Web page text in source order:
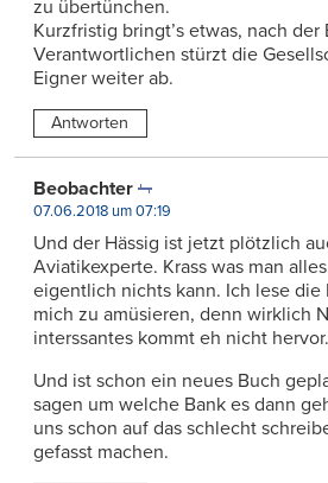
zu übertünchen.
Kurzfristig bringt’s etwas, nach
Verantwortlichen stürzt die
Eigner weiter ab.
Antworten
Beobachter
07.06.2018 um 07:19
Und der Hässig ist jetzt plötzlich
Aviatikexperte. Krass was man
eigentlich nichts kann. Ich lese die
mich zu amüsieren, denn wirklich
interssantes kommt eh nicht hervor.
Und ist schon ein neues Buch
sagen um welche Bank es dann
uns schon auf das schlecht
gefasst machen.